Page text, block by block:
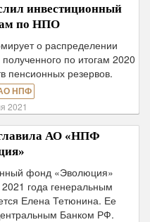
инвестиционный
по НПО
о распределении
по итогам 2020
пенсионных резервов.
НПФ
2021
АО «НПФ
фонд «Эволюция»
года генеральным
Елена Тетюнина. Ее
Банком РФ.